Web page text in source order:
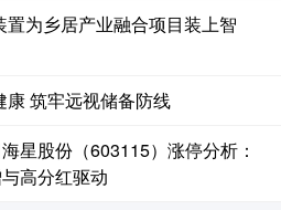
为乡居产业融合项目装上智
筑牢远视储备防线
星股份（603115）涨停分析：
高分红驱动